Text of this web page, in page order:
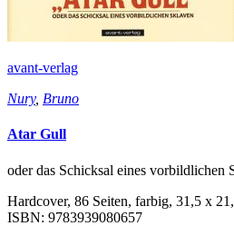
avant-verlag
Nury, Bruno
Atar Gull
oder das Schicksal eines vorbildlichen
Hardcover, 86 Seiten, farbig, 31,5 x
ISBN: 9783939080657